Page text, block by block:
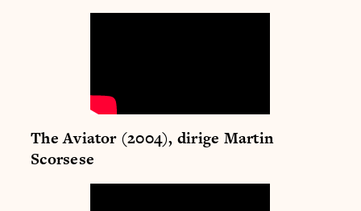
The Aviator (2004), dirige Martin
Scorsese